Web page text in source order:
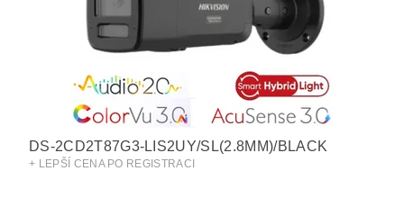
DS-2CD2T87G3-LIS2UY/SL(2.8MM)/BLACK
+ LEPŠÍ CENA PO REGISTRACI